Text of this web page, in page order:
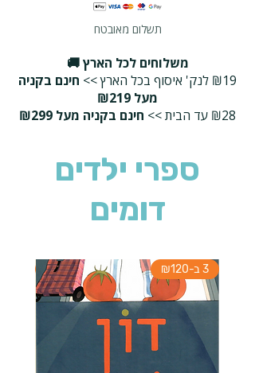
תשלום מאובטח
משלוחים לכל הארץ 🚚
₪19 לנק' איסוף בכל הארץ >>
חינם בקניה
מעל ₪219
₪28 עד הבית >>
חינם בקניה מעל ₪299
ספרי ילדים
דומים
3 ב-₪120